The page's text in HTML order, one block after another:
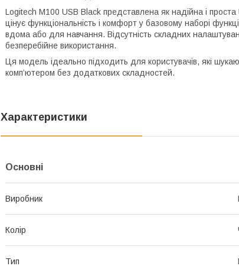
Logitech M100 USB Black представлена як надійна і
цінує функціональність і комфорт у базовому наборі
вдома або для навчання. Відсутність складних
безперебійне використання.
Ця модель ідеально підходить для користувачів, які
комп’ютером без додаткових складностей.
Характеристики
Основні
Виробник
Колір
Тип